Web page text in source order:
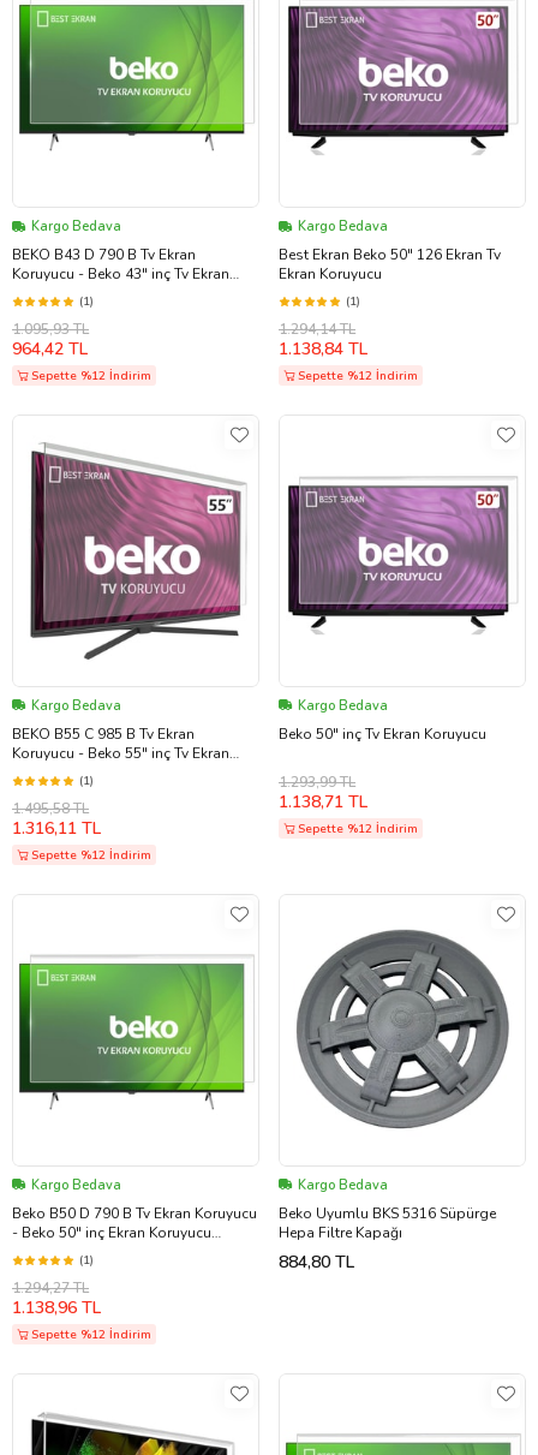
Kargo Bedava
BEKO B43 D 790 B Tv Ekran
Koruyucu - Beko 43" inç Tv Ekran
Koruyucu B43D790B
(1)
1.095,93 TL
964,42 TL
Sepette %12 İndirim
Kargo Bedava
Best Ekran Beko 50" 126 Ekran Tv
Ekran Koruyucu
(1)
1.294,14 TL
1.138,84 TL
Sepette %12 İndirim
Kargo Bedava
BEKO B55 C 985 B Tv Ekran
Koruyucu - Beko 55" inç Tv Ekran
Koruyucu B55C985B
(1)
1.495,58 TL
1.316,11 TL
Sepette %12 İndirim
Kargo Bedava
Beko 50" inç Tv Ekran Koruyucu
1.293,99 TL
1.138,71 TL
Sepette %12 İndirim
Kargo Bedava
Beko B50 D 790 B Tv Ekran Koruyucu
- Beko 50" inç Ekran Koruyucu
B50D790B(1)
1.294,27 TL
1.138,96 TL
Sepette %12 İndirim
Kargo Bedava
Beko Uyumlu BKS 5316 Süpürge
Hepa Filtre Kapağı
884,80 TL